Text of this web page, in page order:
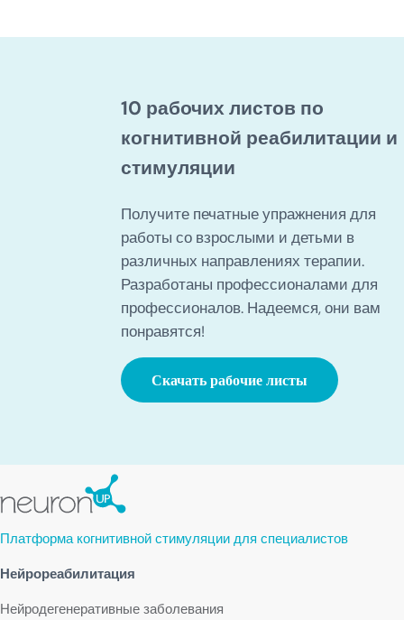
10 рабочих листов по
когнитивной реабилитации и
стимуляции
Получите печатные упражнения для
работы со взрослыми и детьми в
различных направлениях терапии.
Разработаны профессионалами для
профессионалов. Надеемся, они вам
понравятся!
Скачать рабочие листы
Платформа когнитивной стимуляции для специалистов
Нейрореабилитация
Нейродегенеративные заболевания